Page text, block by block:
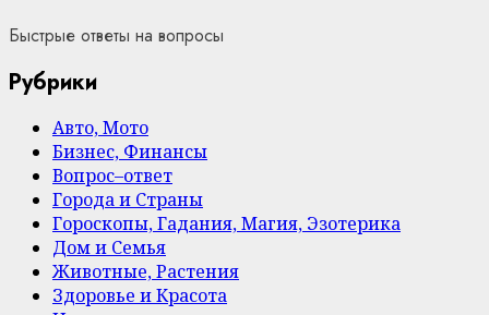
Быстрые ответы на вопросы
Рубрики
Авто, Мото
Бизнес, Финансы
Вопрос–ответ
Города и Страны
Гороскопы, Гадания, Магия, Эзотерика
Дом и Семья
Животные, Растения
Здоровье и Красота